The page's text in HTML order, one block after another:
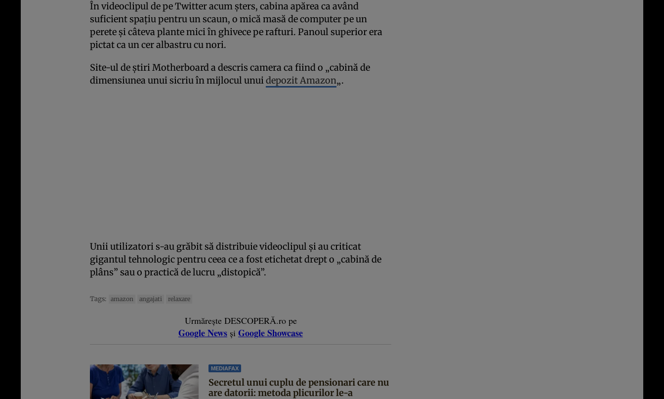
În videoclipul de pe Twitter acum șters, cabina apărea ca având
suficient spațiu pentru un scaun, o mică masă de computer pe un
perete și câteva plante mici în ghivece pe rafturi. Panoul superior era
pictat ca un cer albastru cu nori.
Site-ul de știri Motherboard a descris camera ca fiind o „cabină de
dimensiunea unui sicriu în mijlocul unuidepozit Amazon„.
Unii utilizatori s-au grăbit să distribuie videoclipul și au criticat
gigantul tehnologic pentru ceea ce a fost etichetat drept o „cabină de
plâns” sau o practică de lucru „distopică”.
Tags: amazon angajati relaxare
Urmărește DESCOPERĂ.ro pe
Google News și Google Showcase
MEDIAFAX
Secretul unui cuplu de pensionari care nu
are datorii: metoda plicurilor le-a